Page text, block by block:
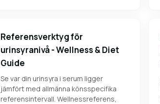
Referensverktyg för
urinsyranivå - Wellness & Diet
Guide
Se var din urinsyra i serum ligger
jämfört med allmänna könsspecifika
referensintervall. Wellnessreferens,